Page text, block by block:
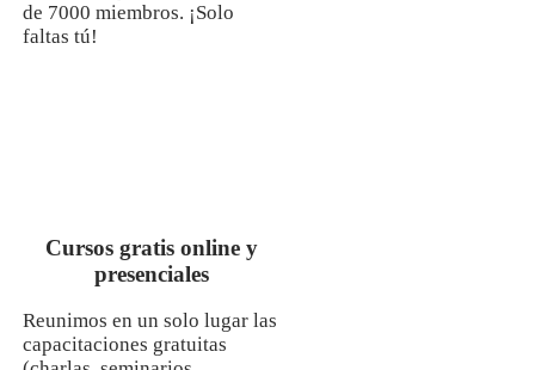
de 7000 miembros. ¡Solo
faltas tú!
Cursos gratis online y
presenciales
Reunimos en un solo lugar las
capacitaciones gratuitas